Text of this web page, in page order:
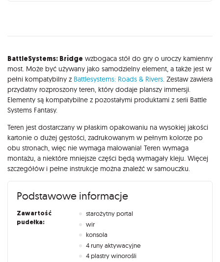
Opis
BattleSystems: Bridge wzbogaca stół do gry o uroczy kamienny
most. Może być używany jako samodzielny element, a także jest w
pełni kompatybilny z Battlesystems: Roads & Rivers. Zestaw zawiera
przydatny rozproszony teren, który dodaje planszy immersji.
Elementy są kompatybilne z pozostałymi produktami z serii Battle
Systems Fantasy.
Teren jest dostarczany w płaskim opakowaniu na wysokiej jakości
kartonie o dużej gęstości, zadrukowanym w pełnym kolorze po
obu stronach, więc nie wymaga malowania! Teren wymaga
montażu, a niektóre mniejsze części będą wymagały kleju. Więcej
szczegółów i pełne instrukcje można znaleźć w samouczku.
Podstawowe informacje
Zawartość
pudełka:
starożytny portal
wir
konsola
4 runy aktywacyjne
4 plastry winorośli